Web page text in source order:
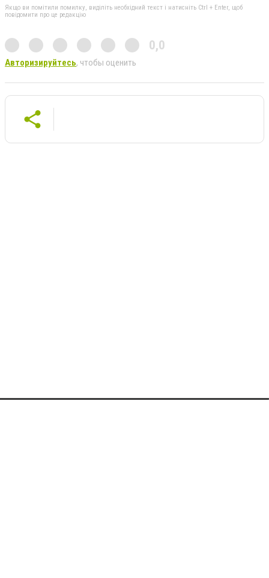
Якщо ви помітили помилку, виділіть необхідний текст і натисніть Ctrl + Enter, щоб
повідомити про це редакцію
0,0
Авторизируйтесь, чтобы оценить